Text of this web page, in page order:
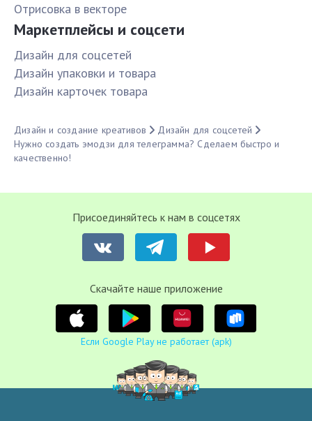
Отрисовка в векторе
Маркетплейсы и соцсети
Дизайн для соцсетей
Дизайн упаковки и товара
Дизайн карточек товара
Дизайн и создание креативов
Дизайн для соцсетей
Нужно создать эмодзи для телеграмма? Сделаем быстро и
качественно!
Присоединяйтесь к нам в соцсетях
Cкачайте наше приложение
Если Google Play не работает (apk)